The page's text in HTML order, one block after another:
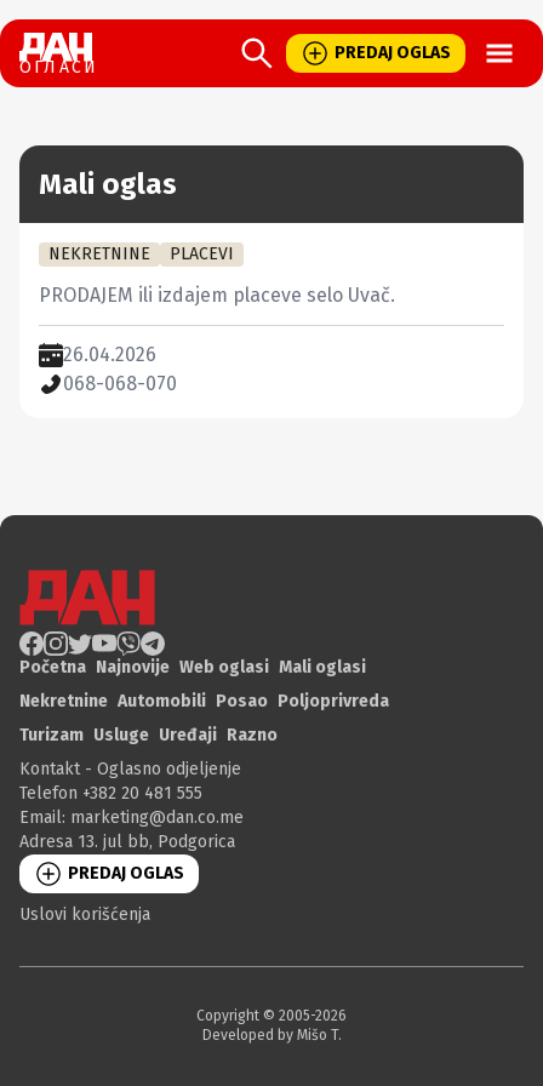
ОГЛАСИ
PREDAJ OGLAS
Mali oglas
NEKRETNINE PLACEVI
PRODAJEM ili izdajem placeve selo Uvač.
26.04.2026
068-068-070
Početna Najnovije Web oglasi Mali oglasi
Nekretnine Automobili Posao Poljoprivreda
Turizam Usluge Uređaji Razno
Kontakt - Oglasno odjeljenje
Telefon +382 20 481 555
Email: marketing@dan.co.me
Adresa 13. jul bb, Podgorica
PREDAJ OGLAS
Uslovi korišćenja
Copyright © 2005-2026
Developed by Mišo T.